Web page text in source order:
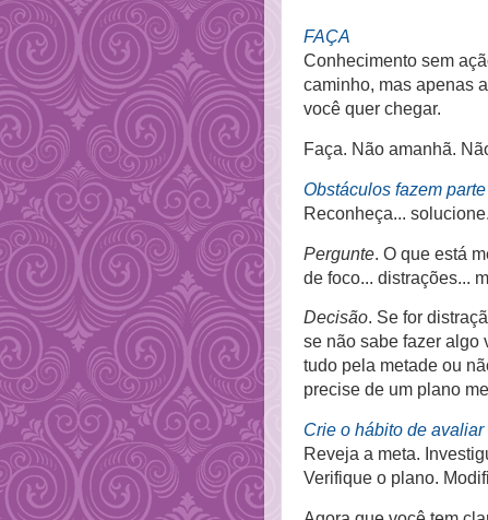
FAÇA
Conhecimento sem
caminho, mas apenas
você quer chegar.
Faça. Não amanhã.
Obstáculos fazem
Reconheça...
Pergunte. O que está
de foco... distrações...
Decisão. Se for
se não sabe fazer algo
tudo pela metade ou
precise de um plano
Crie o hábito de
Reveja a meta.
Verifique o plano.